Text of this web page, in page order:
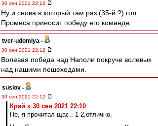
30 сен 2021 22:12
Ну и снова в который там раз (35-й ?) гол
Промеса приносит победу его команде.
tver-udomlya -
30 сен 2021 22:12
Волевая победа над Наполи покруче волевых
над нашими пешеходами.
suslov -
30 сен 2021 22:12
Край » 30 сен 2021 22:10
Не, я прочитал щас.. 1-2,отлично.